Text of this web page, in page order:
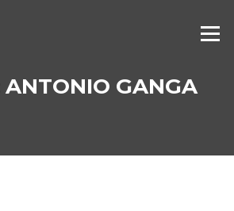
Menú
ANTONIO GANGA